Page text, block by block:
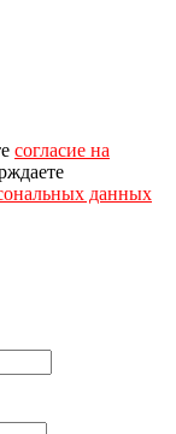
согласие на
данных